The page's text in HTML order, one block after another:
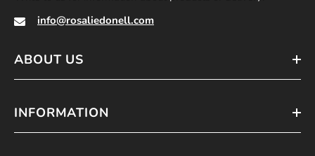
info@rosaliedonell.com
ABOUT US
INFORMATION